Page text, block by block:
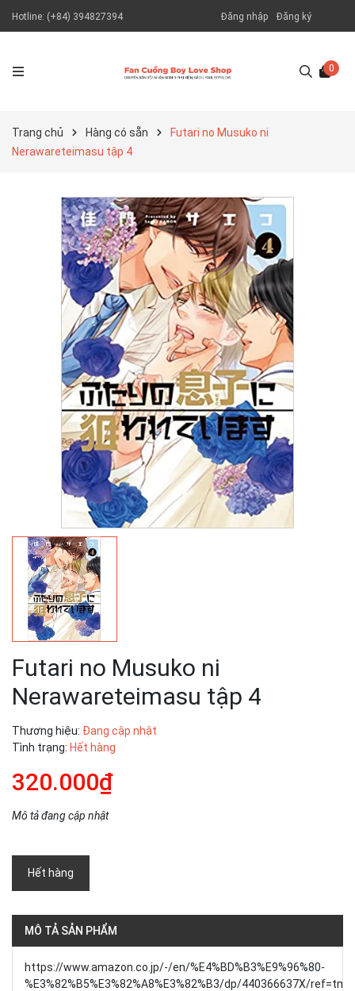
Hotline: (+84) 394827394 Đăng nhập Đăng ký
0
Trang chủ Hàng có sẵn
Futari no Musuko ni
Nerawareteimasu tập 4
Futari no Musuko ni
Nerawareteimasu tập 4
Thương hiệu: Đang cập nhật
Tình trạng: Hết hàng
320.000₫
Mô tả đang cập nhật
Hết hàng
MÔ TẢ SẢN PHẨM
https://www.amazon.co.jp/-/en/%E4%BD%B3%E9%96%80-
%E3%82%B5%E3%82%A8%E3%82%B3/dp/440366637X/